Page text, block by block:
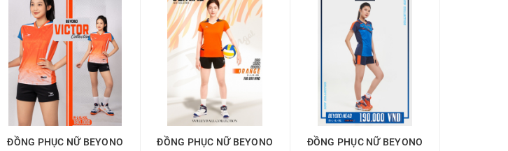
TÙY CHỌN TÙY CHỌN TÙY CHỌN
ĐỒNG PHỤC NỮ BEYONO
ĐỒNG PHỤC NỮ BEYONO
ĐỒNG PHỤC NỮ BEYONO